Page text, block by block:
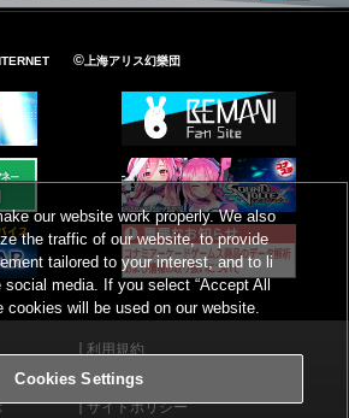
©上海アリス幻樂団
利用規約
外部送信について
サイトポリシー
our website work properly. We also
the traffic of our website, to provide
tailored to your interest, and to li
media. If you select “Accept All
cookies will be used on our website.
Cookies Settings